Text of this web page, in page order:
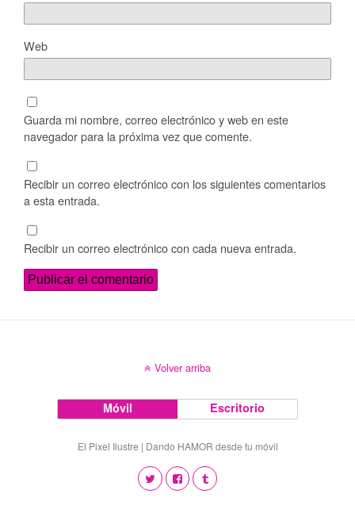
Web
Guarda mi nombre, correo electrónico y web en este
navegador para la próxima vez que comente.
Recibir un correo electrónico con los siguientes comentarios
a esta entrada.
Recibir un correo electrónico con cada nueva entrada.
Volver arriba
Móvil Escritorio
El Pixel Ilustre | Dando HAMOR desde tu móvil